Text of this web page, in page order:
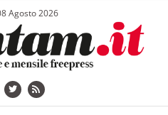
Agosto 2026